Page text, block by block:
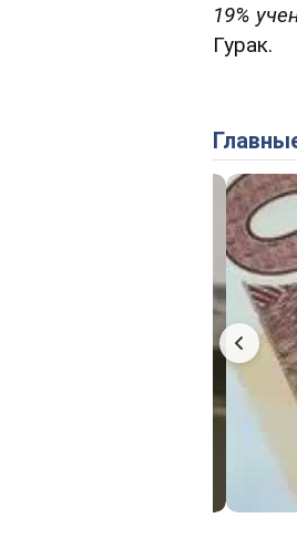
19%
Гурак.